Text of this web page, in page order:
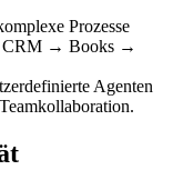
Prozesse
CRM → Books →
Agenten